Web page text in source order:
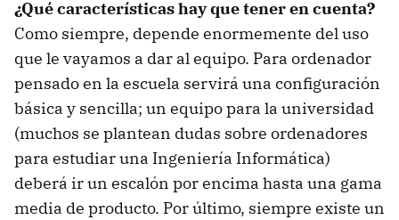
¿Qué características hay que tener en cuenta?
Como siempre, depende enormemente del uso
que le vayamos a dar al equipo. Para ordenador
pensado en la escuela servirá una configuración
básica y sencilla; un equipo para la universidad
(muchos se plantean dudas sobre ordenadores
para estudiar una Ingeniería Informática)
deberá ir un escalón por encima hasta una gama
media de producto. Por último, siempre existe un